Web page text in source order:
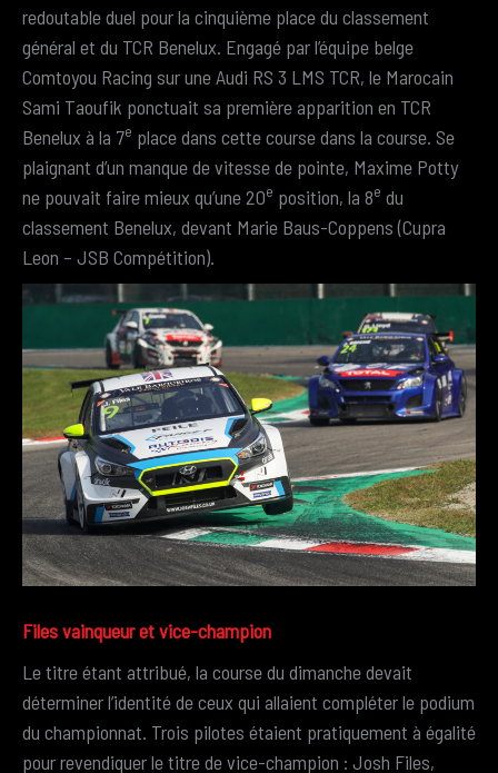
redoutable duel pour la cinquième place du classement
général et du TCR Benelux. Engagé par l’équipe belge
Comtoyou Racing sur une Audi RS 3 LMS TCR, le Marocain
Sami Taoufik ponctuait sa première apparition en TCR
Benelux à la 7e place dans cette course dans la course. Se
plaignant d’un manque de vitesse de pointe, Maxime Potty
ne pouvait faire mieux qu’une 20e position, la 8e du
classement Benelux, devant Marie Baus-Coppens (Cupra
Leon – JSB Compétition).
Files vainqueur et vice-champion
Le titre étant attribué, la course du dimanche devait
déterminer l’identité de ceux qui allaient compléter le podium
du championnat. Trois pilotes étaient pratiquement à égalité
pour revendiquer le titre de vice-champion : Josh Files,